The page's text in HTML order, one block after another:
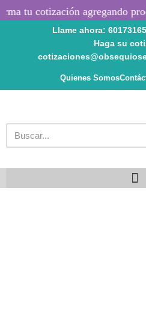
contenido
tu cotización agregando
Llame ahora:
Haga su
Quienes Somos